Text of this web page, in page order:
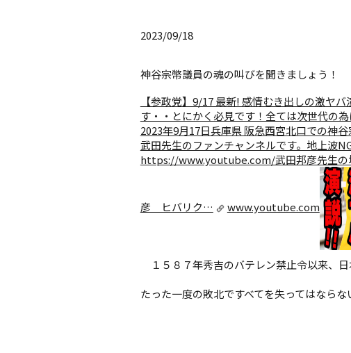
2023/09/18
神谷宗幣議員の魂の叫びを聞きましょう！
【参政党】9/17 最新! 感情むき出しの激ヤ
す・・とにかく必見です！全ては次世代の
2023年9月17日兵庫県 阪急西宮北口での
武田先生のファンチャンネルです。地上波
https://www.youtube.com/武田邦彦先生の
彦 ヒバリク… www.youtube.com
１５８７年秀吉のバテレン禁止令以来、
たった一度の敗北ですべてを失ってはならな